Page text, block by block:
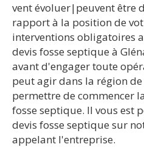
vent évoluer|peuvent être
rapport à la position de
interventions obligatoires
devis fosse septique à
avant d'engager toute
peut agir dans la région
permettre de commencer
fosse septique. Il vous est
devis fosse septique sur
appelant l'entreprise.